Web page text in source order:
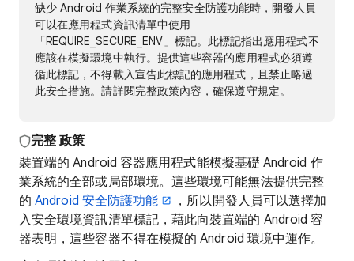
缺少 Android 作業系統的完整安全防護功能時，開發人員
可以在應用程式資訊清單中使用
「REQUIRE_SECURE_ENV」標記。此標記指出應用程式不
應該在模擬環境中執行。提供這些容器的應用程式必須遵
循此標記，不得載入宣告此標記的應用程式，且禁止略過
此安全措施。請詳閱完整政策內容，確保遵守規定。
完整 政策
裝置端的 Android 容器應用程式能模擬基礎 Android 作
業系統的全部或局部環境。這些環境可能無法提供完整
的Android 安全防護功能
，所以開發人員可以選擇加
入安全環境資訊清單標記，藉此向裝置端的 Android 容
器表明，這些容器不得在模擬的 Android 環境中運作。